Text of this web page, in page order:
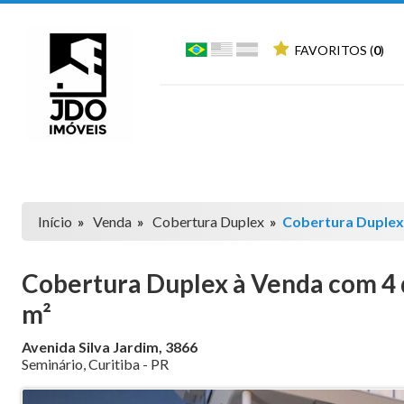
FAVORITOS (0)
Início » Venda » Cobertura Duplex » Cobertura
Cobertura Duplex à Venda com
m²
Avenida Silva Jardim, 3866
Seminário,Curitiba - PR